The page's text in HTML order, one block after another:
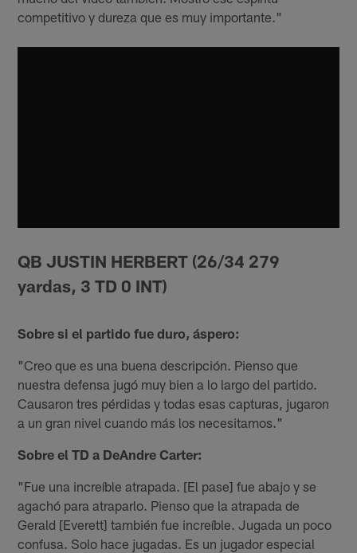
competitivo y dureza que es muy importante."
QB JUSTIN HERBERT (26/34 279
yardas, 3 TD 0 INT)
Sobre si el partido fue duro, áspero:
"Creo que es una buena descripción. Pienso que
nuestra defensa jugó muy bien a lo largo del partido.
Causaron tres pérdidas y todas esas capturas, jugaron
a un gran nivel cuando más los necesitamos."
Sobre el TD a DeAndre Carter:
"Fue una increíble atrapada. [El pase] fue abajo y se
agachó para atraparlo. Pienso que la atrapada de
Gerald [Everett] también fue increíble. Jugada un poco
confusa. Solo hace jugadas. Es un jugador especial